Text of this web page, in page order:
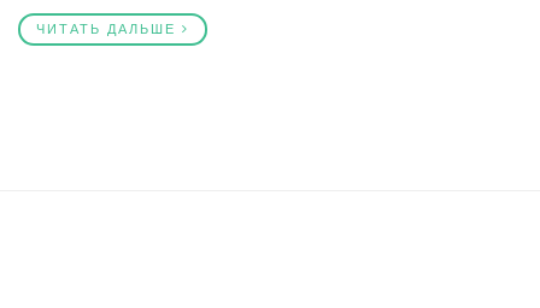
ЧИТАТЬ ДАЛЬШЕ